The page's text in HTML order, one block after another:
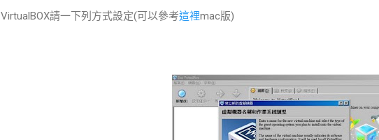
VirtualBOX請一下列方式設定(可以參考這裡mac版)